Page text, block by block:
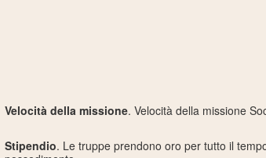
Velocità della missione. Velocità della missione
Stipendio. Le truppe prendono oro per tutto il